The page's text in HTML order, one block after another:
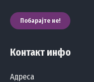
Побарајте не!
Контакт инфо
Адреса